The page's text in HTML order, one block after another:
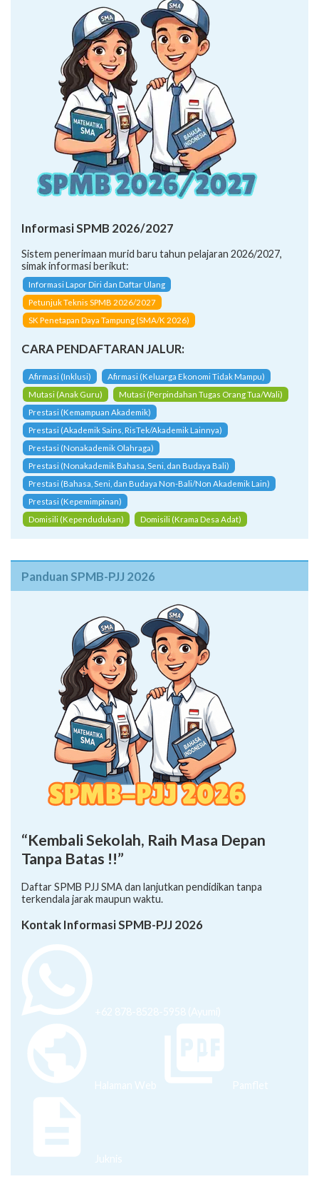
Informasi SPMB 2026/2027
Sistem penerimaan murid baru tahun pelajaran 2026/2027,
simak informasi berikut:
Informasi Lapor Diri dan Daftar Ulang
Petunjuk Teknis SPMB 2026/2027
SK Penetapan Daya Tampung (SMA/K 2026)
CARA PENDAFTARAN JALUR:
Afirmasi (Inklusi)
Afirmasi (Keluarga Ekonomi Tidak Mampu)
Mutasi (Anak Guru)
Mutasi (Perpindahan Tugas Orang Tua/Wali)
Prestasi (Kemampuan Akademik)
Prestasi (Akademik Sains, RisTek/Akademik Lainnya)
Prestasi (Nonakademik Olahraga)
Prestasi (Nonakademik Bahasa, Seni, dan Budaya Bali)
Prestasi (Bahasa, Seni, dan Budaya Non-Bali/Non Akademik Lain)
Prestasi (Kepemimpinan)
Domisili (Kependudukan)
Domisili (Krama Desa Adat)
Panduan SPMB-PJJ 2026
“Kembali Sekolah, Raih Masa Depan
Tanpa Batas !!”
Daftar SPMB PJJ SMA dan lanjutkan pendidikan tanpa
terkendala jarak maupun waktu.
Kontak Informasi SPMB-PJJ 2026
+62 878-8528-5958 (Ayumi)
Halaman Web Pamflet
Juknis